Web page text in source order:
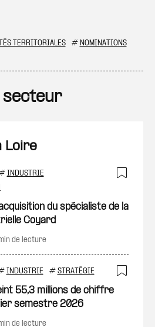
TERRITORIALES # NOMINATIONS
secteur
Loire
INDUSTRIE
du spécialiste de la
Coyard
de lecture
INDUSTRIE # STRATÉGIE
55,3 millions de chiffre
semestre 2026
de lecture